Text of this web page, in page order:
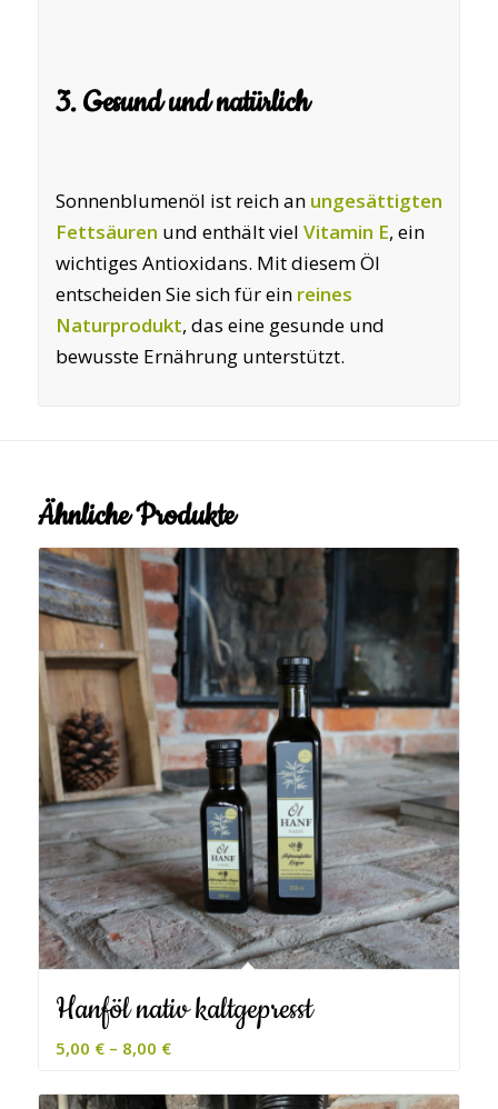
3. Gesund und natürlich
Sonnenblumenöl ist reich an ungesättigten
Fettsäuren und enthält viel Vitamin E, ein
wichtiges Antioxidans. Mit diesem Öl
entscheiden Sie sich für ein reines
Naturprodukt, das eine gesunde und
bewusste Ernährung unterstützt.
Ähnliche Produkte
Hanföl nativ kaltgepresst
5,00 €– 8,00 €